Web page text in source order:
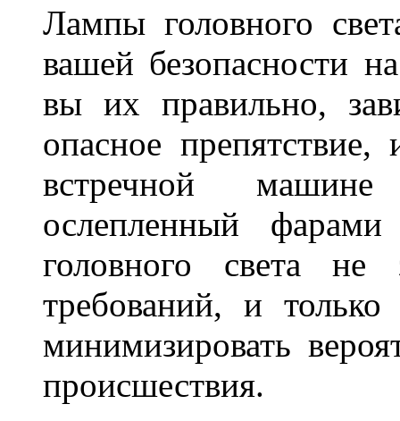
Лампы головного
вашей безопасности
вы их правильно,
опасное
встречной машине
ослепленный
головного света
требований, и
минимизировать
происшествия.